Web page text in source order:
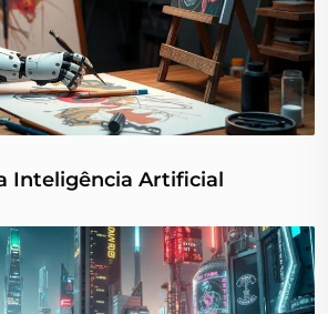
Inteligência Artificial